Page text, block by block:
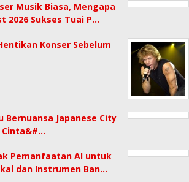
Musik Biasa, Mengapa
2026 Sukses Tuai P…
Konser Sebelum
Bernuansa Japanese City
Cinta&#…
Pemanfaatan AI untuk
dan Instrumen Ban…